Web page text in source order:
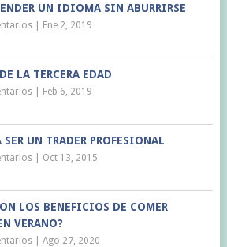
UN IDIOMA SIN ABURRIRSE
| Ene 2, 2019
LA TERCERA EDAD
| Feb 6, 2019
SER UN TRADER PROFESIONAL
| Oct 13, 2015
LOS BENEFICIOS DE COMER
VERANO?
| Ago 27, 2020